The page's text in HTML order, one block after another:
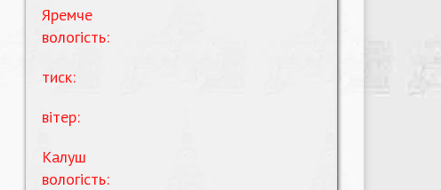
Яремче
вологість:
тиск:
вітер:
Калуш
вологість: